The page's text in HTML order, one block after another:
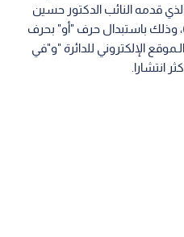
الذي قدمه النائب الدكتور حسين
بتعديل نص الـمادة (30)، وذلك باستبدال حرف "أو" بحرف
الإلكتروني للدائرة "و"في
انتشارا.